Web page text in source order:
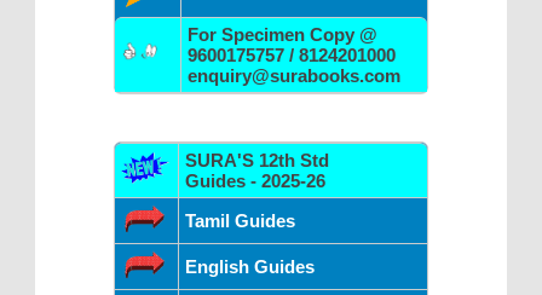
For Specimen Copy @
9600175757 / 8124201000
enquiry@surabooks.com
SURA'S 12th Std
Guides - 2025-26
Tamil Guides
English Guides